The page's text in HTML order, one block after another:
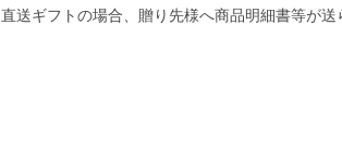
直送ギフトの場合、贈り先様へ商品明細書等が送